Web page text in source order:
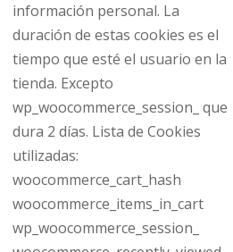
información personal. La
duración de estas cookies es el
tiempo que esté el usuario en la
tienda. Excepto
wp_woocommerce_session_ que
dura 2 días. Lista de Cookies
utilizadas:
woocommerce_cart_hash
woocommerce_items_in_cart
wp_woocommerce_session_